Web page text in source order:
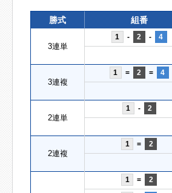
勝式 組番
3連単
1 - 2 - 4
3連複
1 = 2 = 4
2連単
1 - 2
2連複
1 = 2
1 = 2